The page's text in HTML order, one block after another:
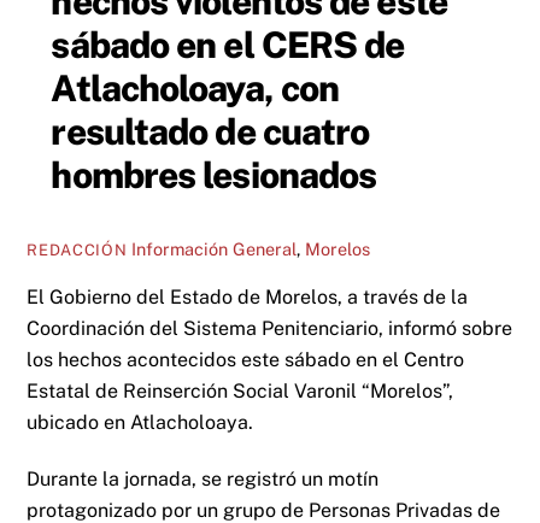
sábado en el CERS de
Atlacholoaya, con
resultado de cuatro
hombres lesionados
REDACCIÓN Información General, Morelos
El Gobierno del Estado de Morelos, a través de la
Coordinación del Sistema Penitenciario, informó sobre
los hechos acontecidos este sábado en el Centro
Estatal de Reinserción Social Varonil “Morelos”,
ubicado en Atlacholoaya.
Durante la jornada, se registró un motín
protagonizado por un grupo de Personas Privadas de